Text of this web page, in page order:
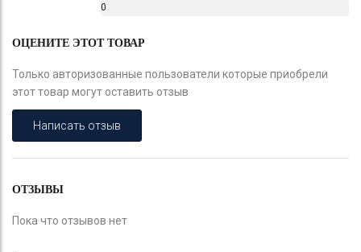
0
ОЦЕНИТЕ ЭТОТ ТОВАР
Только авторизованные пользователи которые приобрели
этот товар могут оставить отзыв
Написать отзыв
ОТЗЫВЫ
Пока что отзывов нет